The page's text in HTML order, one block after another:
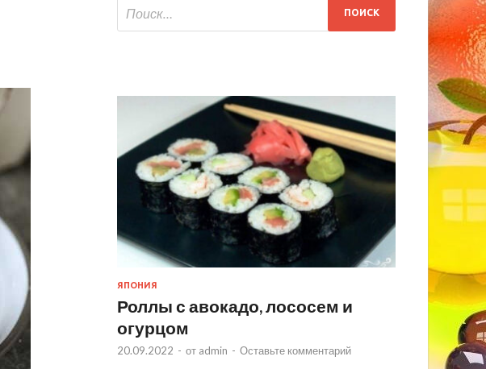
ЯПОНИЯ
Роллы с авокадо, лососем и
огурцом
20.09.2022 - от admin - Оставьте комментарий